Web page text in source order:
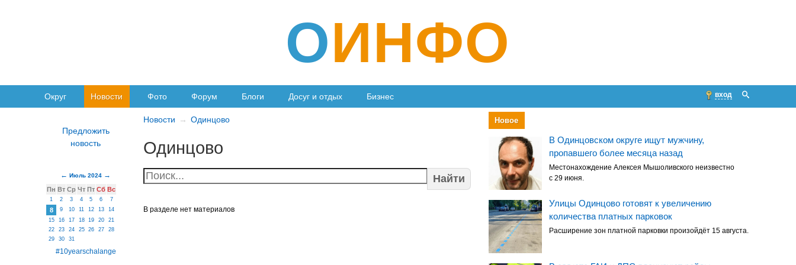
ОИНФО
Округ Новости Фото Форум Блоги Досуг и отдых Бизнес вход
Новости Одинцово
Одинцово
Найти
В разделе нет материалов
Июль 2024
Пн Вт Ср Чт Пт Сб Вс
1 2 3 4 5 6 7
8 9 10 11 12 13
14
15
16 17 18 19 20
21
22
23 24 25 26 27
28
29
30 31
#10yearschalange
Новое
В Одинцовском округе ищут мужчину,
пропавшего более месяца назад
Местонахождение Алексея Мышоливского неизвестно
с 29 июня.
Улицы Одинцово готовят к увеличению
количества платных парковок
Расширение зон платной парковки произойдёт 15 августа.